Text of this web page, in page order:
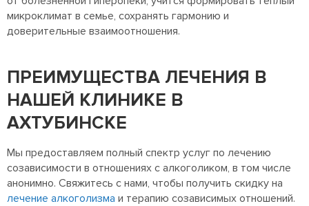
микроклимат в семье, сохранять гармонию и
доверительные взаимоотношения.
ПРЕИМУЩЕСТВА ЛЕЧЕНИЯ В
НАШЕЙ КЛИНИКЕ В
АХТУБИНСКЕ
Мы предоставляем полный спектр услуг по лечению
созависимости в отношениях с алкоголиком, в том числе
анонимно. Свяжитесь с нами, чтобы получить скидку на
лечение алкоголизма и терапию созависимых отношений.